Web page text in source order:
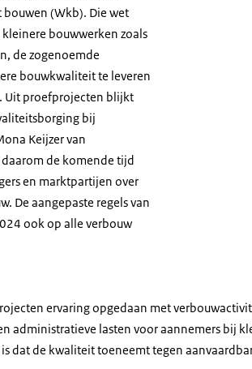
(Wkb). Die wet
bouwwerken zoals
de zogenoemde
bouwkwaliteit te leveren
Uit proefprojecten blijkt
bij
Keijzer van
de komende tijd
en marktpartijen over
De aangepaste regels van
ook op alle verbouw
ervaring opgedaan met
administratieve lasten voor aannemers bij
dat de kwaliteit toeneemt tegen